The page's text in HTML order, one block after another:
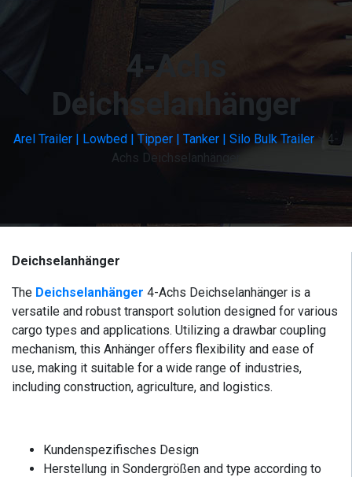
4-Achs
Deichselanhänger
Arel Trailer | Lowbed | Tipper | Tanker | Silo Bulk Trailer> 4-
Achs Deichselanhänger
Deichselanhänger
The Deichselanhänger 4-Achs Deichselanhänger is a
versatile and robust transport solution designed for various
cargo types and applications. Utilizing a drawbar coupling
mechanism, this Anhänger offers flexibility and ease of
use, making it suitable for a wide range of industries,
including construction, agriculture, and logistics.
Kundenspezifisches Design
Herstellung in Sondergrößen and type according to